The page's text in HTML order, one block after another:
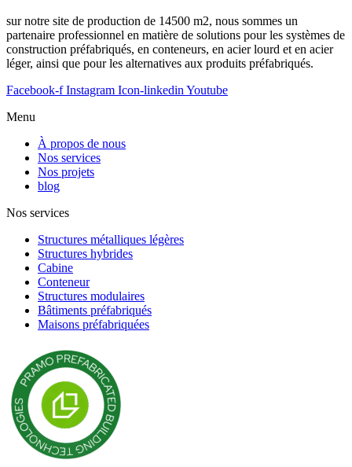
sur notre site de production de 14500 m2, nous sommes un
partenaire professionnel en matière de solutions pour les systèmes de
construction préfabriqués, en conteneurs, en acier lourd et en acier
léger, ainsi que pour les alternatives aux produits préfabriqués.
Facebook-f Instagram Icon-linkedin Youtube
Menu
À propos de nous
Nos services
Nos projets
blog
Nos services
Structures métalliques légères
Structures hybrides
Cabine
Conteneur
Structures modulaires
Bâtiments préfabriqués
Maisons préfabriquées